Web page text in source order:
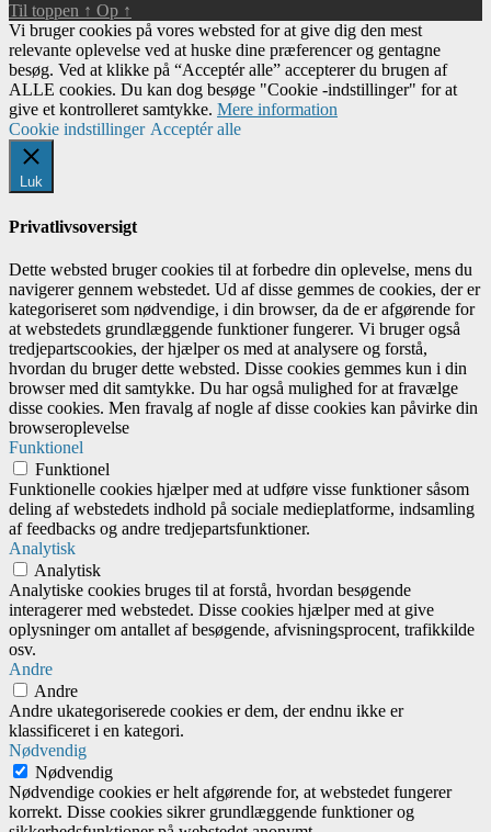
Til toppen ↑ Op ↑
Vi bruger cookies på vores websted for at give dig den mest
relevante oplevelse ved at huske dine præferencer og gentagne
besøg. Ved at klikke på “Acceptér alle” accepterer du brugen af ​​
ALLE cookies. Du kan dog besøge "Cookie -indstillinger" for at
give et kontrolleret samtykke. Mere information
Cookie indstillinger Acceptér alle
Luk
Privatlivsoversigt
Dette websted bruger cookies til at forbedre din oplevelse, mens du
navigerer gennem webstedet. Ud af disse gemmes de cookies, der er
kategoriseret som nødvendige, i din browser, da de er afgørende for
at webstedets grundlæggende funktioner fungerer. Vi bruger også
tredjepartscookies, der hjælper os med at analysere og forstå,
hvordan du bruger dette websted. Disse cookies gemmes kun i din
browser med dit samtykke. Du har også mulighed for at fravælge
disse cookies. Men fravalg af nogle af disse cookies kan påvirke din
browseroplevelse
Funktionel
Funktionel
Funktionelle cookies hjælper med at udføre visse funktioner såsom
deling af webstedets indhold på sociale medieplatforme, indsamling
af feedbacks og andre tredjepartsfunktioner.
Analytisk
Analytisk
Analytiske cookies bruges til at forstå, hvordan besøgende
interagerer med webstedet. Disse cookies hjælper med at give
oplysninger om antallet af besøgende, afvisningsprocent, trafikkilde
osv.
Andre
Andre
Andre ukategoriserede cookies er dem, der endnu ikke er
klassificeret i en kategori.
Nødvendig
Nødvendig
Nødvendige cookies er helt afgørende for, at webstedet fungerer
korrekt. Disse cookies sikrer grundlæggende funktioner og